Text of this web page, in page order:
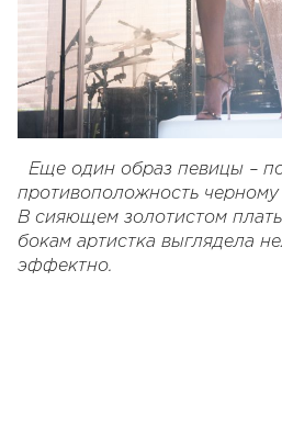
Еще один образ певицы –
противоположность
В сияющем золотистом
бокам артистка выглядела
эффектно.